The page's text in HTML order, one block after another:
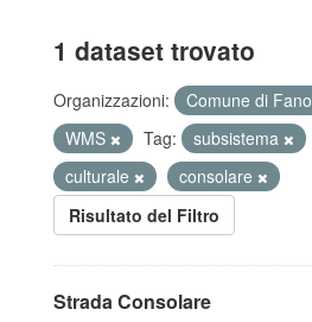
1 dataset trovato
Organizzazioni: Comune di Fano
WMS
Tag: subsistema
culturale
consolare
Risultato del Filtro
Strada Consolare